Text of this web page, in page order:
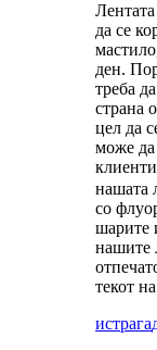
да се
ден.
треба
страна
цел да
може да
нашата
со
шарите
нашите
текот
истрага